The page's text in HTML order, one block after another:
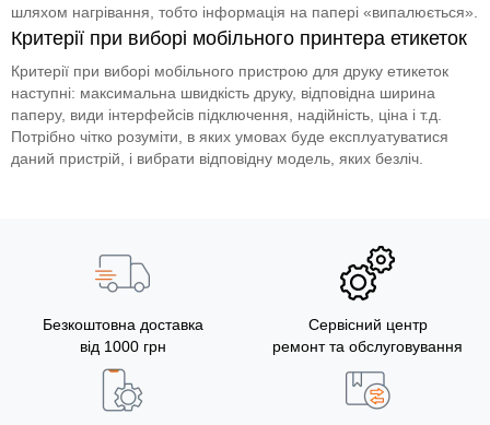
шляхом нагрівання, тобто інформація на папері «випалюється».
Критерії при виборі мобільного принтера етикеток
Критерії при виборі мобільного пристрою для друку етикеток
наступні: максимальна швидкість друку, відповідна ширина
паперу, види інтерфейсів підключення, надійність, ціна і т.д.
Потрібно чітко розуміти, в яких умовах буде експлуатуватися
даний пристрій, і вибрати відповідну модель, яких безліч.
Безкоштовна доставка
від 1000 грн
Сервісний центр
ремонт та обслуговування